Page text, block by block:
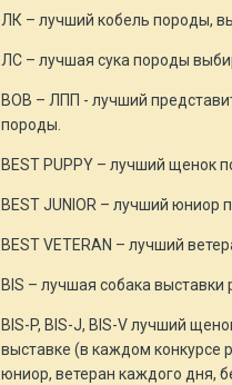
ЛК – лучший кобель породы,
ЛС – лучшая сука породы
ВОВ – ЛПП - лучший
породы.
BEST PUPPY – лучший щенок
BEST JUNIOR – лучший юниор
BEST VETERAN – лучший
BIS – лучшая собака
BIS-P, BIS-J, BIS-V лучший
выставке (в каждом конкурсе
юниор, ветеран каждого дня,